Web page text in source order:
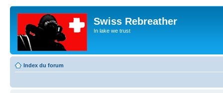
Swiss Rebreather
In lake we trust
Index du forum